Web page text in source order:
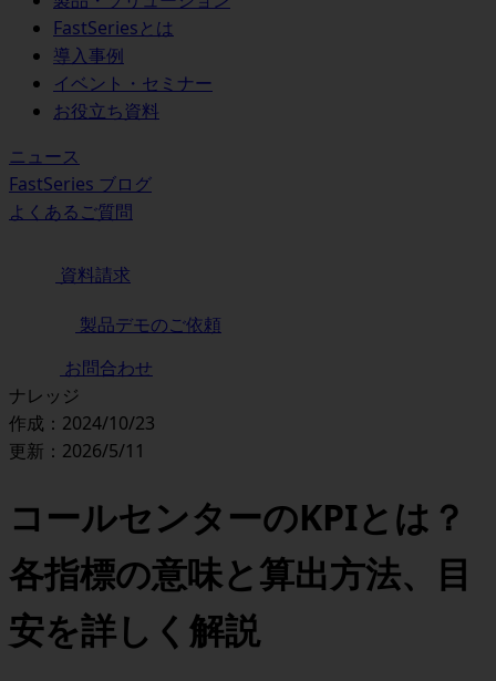
FastSeriesとは
導入事例
イベント・セミナー
お役立ち資料
ニュース
FastSeries ブログ
よくあるご質問
資料請求
製品デモのご依頼
お問合わせ
ナレッジ
作成：2024/10/23
更新：2026/5/11
コールセンターのKPIとは？
各指標の意味と算出方法、目
安を詳しく解説